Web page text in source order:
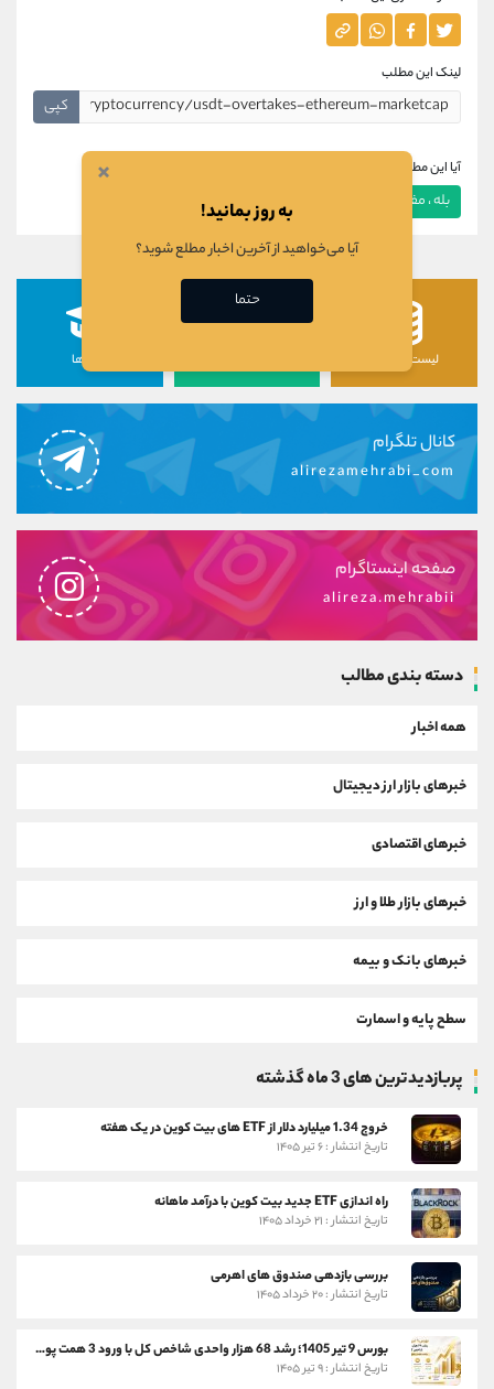
لینک این مطلب
کپی
آیا این مطلب برای شما مفید بود؟
بله ، مفید بود خیر ، مفید نبود
لیست رمزارزها دوره ها
کانال تلگرام
alirezamehrabi_com
صفحه اینستاگرام
alireza.mehrabii
دسته بندی مطالب
همه اخبار
خبرهای بازار ارز دیجیتال
خبرهای اقتصادی
خبرهای بازار طلا و ارز
خبرهای بانک و بیمه
سطح پایه و اسمارت
پربازدیدترین های 3 ماه گذشته
خروج 1.34 میلیارد دلار از ETF های بیت کوین در یک هفته
تاریخ انتشار : ۶ تیر ۱۴۰۵
راه اندازی ETF جدید بیت کوین با درآمد ماهانه
تاریخ انتشار : ۲۱ خرداد ۱۴۰۵
بررسی بازدهی صندوق های اهرمی
تاریخ انتشار : ۲۰ خرداد ۱۴۰۵
بورس 9 تیر 1405؛ رشد 68 هزار واحدی شاخص کل با ورود 3 همت پول حقیقی
تاریخ انتشار : ۹ تیر ۱۴۰۵
×
به روز بمانید!
آیا می‌خواهید از آخرین اخبار مطلع شوید؟
حتما